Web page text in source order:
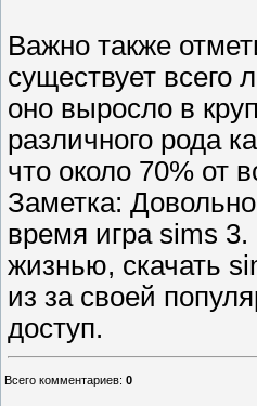
Важно также
существует
оно выросло в
различного рода
что около 70% от
Заметка:
время игра sims
жизнью, скачать
из за своей
доступ.
Всего комментариев: 0